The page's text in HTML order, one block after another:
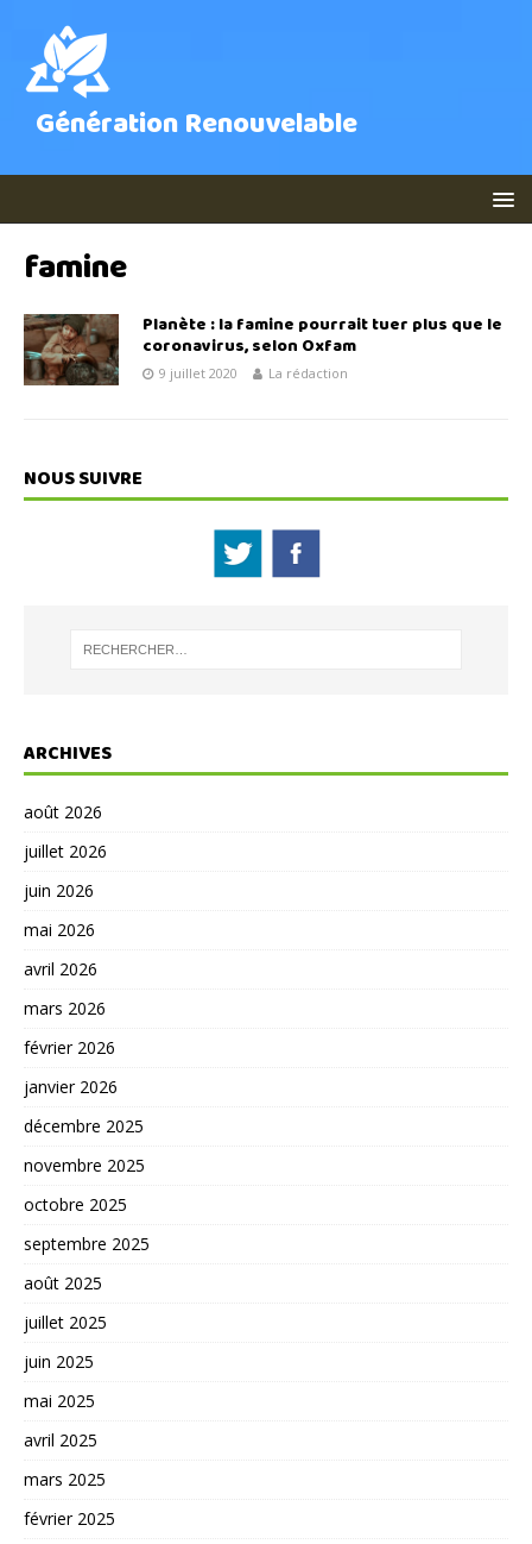
Génération Renouvelable
famine
Planète : la famine pourrait tuer plus que le
coronavirus, selon Oxfam
9 juillet 2020 La rédaction
NOUS SUIVRE
ARCHIVES
août 2026
juillet 2026
juin 2026
mai 2026
avril 2026
mars 2026
février 2026
janvier 2026
décembre 2025
novembre 2025
octobre 2025
septembre 2025
août 2025
juillet 2025
juin 2025
mai 2025
avril 2025
mars 2025
février 2025